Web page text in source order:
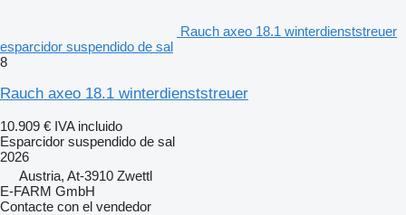
Rauch axeo 18.1 winterdienststreuer
esparcidor suspendido de sal
8
Rauch axeo 18.1 winterdienststreuer
10.909 € IVA incluido
Esparcidor suspendido de sal
2026
Austria, At-3910 Zwettl
E-FARM GmbH
Contacte con el vendedor